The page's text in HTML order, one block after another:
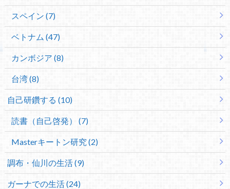
スペイン (7)
ベトナム (47)
カンボジア (8)
台湾 (8)
自己研鑽する (10)
読書（自己啓発） (7)
Masterキートン研究 (2)
調布・仙川の生活 (9)
ガーナでの生活 (24)